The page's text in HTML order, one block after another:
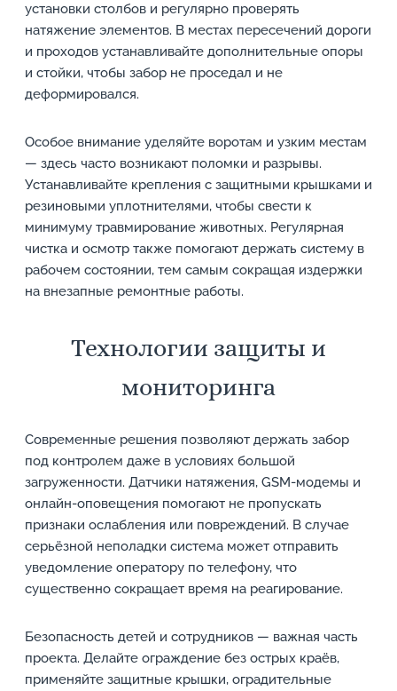
установки столбов и регулярно проверять
натяжение элементов. В местах пересечений дороги
и проходов устанавливайте дополнительные опоры
и стойки, чтобы забор не проседал и не
деформировался.
Особое внимание уделяйте воротам и узким местам
— здесь часто возникают поломки и разрывы.
Устанавливайте крепления с защитными крышками и
резиновыми уплотнителями, чтобы свести к
минимуму травмирование животных. Регулярная
чистка и осмотр также помогают держать систему в
рабочем состоянии, тем самым сокращая издержки
на внезапные ремонтные работы.
Технологии защиты и
мониторинга
Современные решения позволяют держать забор
под контролем даже в условиях большой
загруженности. Датчики натяжения, GSM-модемы и
онлайн-оповещения помогают не пропускать
признаки ослабления или повреждений. В случае
серьёзной неполадки система может отправить
уведомление оператору по телефону, что
существенно сокращает время на реагирование.
Безопасность детей и сотрудников — важная часть
проекта. Делайте ограждение без острых краёв,
применяйте защитные крышки, оградительные